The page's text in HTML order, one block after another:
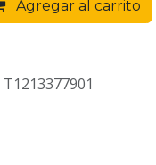
Agregar al carrito
T1213377901